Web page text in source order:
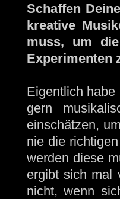
Schaffen
kreative
muss, um
Experimenten
Eigentlich
gern
einschätzen,
nie die
werden diese
ergibt sich mal
nicht, wenn